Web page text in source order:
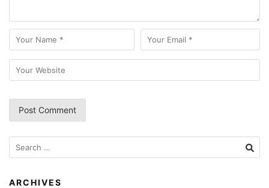
Search
for:
ARCHIVES